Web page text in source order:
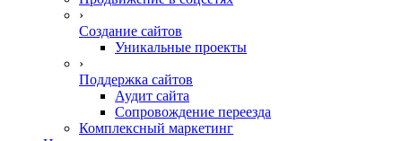
›
Создание сайтов
Уникальные проекты
›
Поддержка сайтов
Аудит сайта
Сопровождение переезда
Комплексный маркетинг